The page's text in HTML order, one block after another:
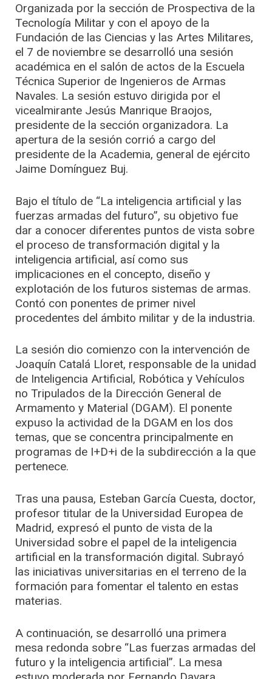
Organizada por la sección de Prospectiva de la
Tecnología Militar y con el apoyo de la
Fundación de las Ciencias y las Artes Militares,
el 7 de noviembre se desarrolló una sesión
académica en el salón de actos de la Escuela
Técnica Superior de Ingenieros de Armas
Navales. La sesión estuvo dirigida por el
vicealmirante Jesús Manrique Braojos,
presidente de la sección organizadora. La
apertura de la sesión corrió a cargo del
presidente de la Academia, general de ejército
Jaime Domínguez Buj.
Bajo el título de “La inteligencia artificial y las
fuerzas armadas del futuro”, su objetivo fue
dar a conocer diferentes puntos de vista sobre
el proceso de transformación digital y la
inteligencia artificial, así como sus
implicaciones en el concepto, diseño y
explotación de los futuros sistemas de armas.
Contó con ponentes de primer nivel
procedentes del ámbito militar y de la industria.
La sesión dio comienzo con la intervención de
Joaquín Catalá Lloret, responsable de la unidad
de Inteligencia Artificial, Robótica y Vehículos
no Tripulados de la Dirección General de
Armamento y Material (DGAM). El ponente
expuso la actividad de la DGAM en los dos
temas, que se concentra principalmente en
programas de I+D+i de la subdirección a la que
pertenece.
Tras una pausa, Esteban García Cuesta, doctor,
profesor titular de la Universidad Europea de
Madrid, expresó el punto de vista de la
Universidad sobre el papel de la inteligencia
artificial en la transformación digital. Subrayó
las iniciativas universitarias en el terreno de la
formación para fomentar el talento en estas
materias.
A continuación, se desarrolló una primera
mesa redonda sobre “Las fuerzas armadas del
futuro y la inteligencia artificial”. La mesa